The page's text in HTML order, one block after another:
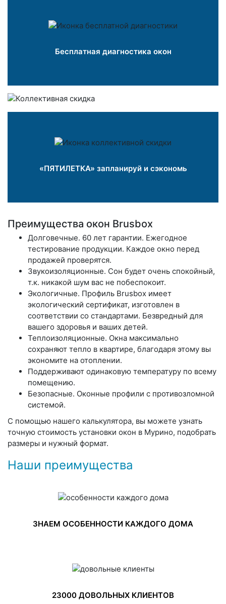
Бесплатная диагностика окон
«ПЯТИЛЕТКА» запланируй и сэкономь
Преимущества окон Brusbox
Долговечные. 60 лет гарантии. Ежегодное
тестирование продукции. Каждое окно перед
продажей проверятся.
Звукоизоляционные. Сон будет очень спокойный,
т.к. никакой шум вас не побеспокоит.
Экологичные. Профиль Brusbox имеет
экологический сертификат, изготовлен в
соответствии со стандартами. Безвредный для
вашего здоровья и ваших детей.
Теплоизоляционные. Окна максимально
сохраняют тепло в квартире, благодаря этому вы
экономите на отоплении.
Поддерживают одинаковую температуру по всему
помещению.
Безопасные. Оконные профили с противозломной
системой.
С помощью нашего калькулятора, вы можете узнать
точную стоимость установки окон в Мурино, подобрать
размеры и нужный формат.
Наши преимущества
ЗНАЕМ ОСОБЕННОСТИ КАЖДОГО ДОМА
23000 ДОВОЛЬНЫХ КЛИЕНТОВ